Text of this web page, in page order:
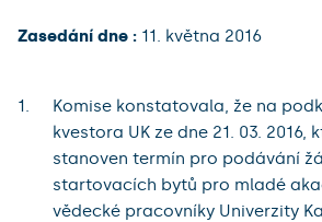
Zasedání dne : 11. května 2016
Komise konstatovala, že na
kvestora UK ze dne 21. 03. 2016,
stanoven termín pro podávání
startovacích bytů pro mladé
vědecké pracovníky Univerzity